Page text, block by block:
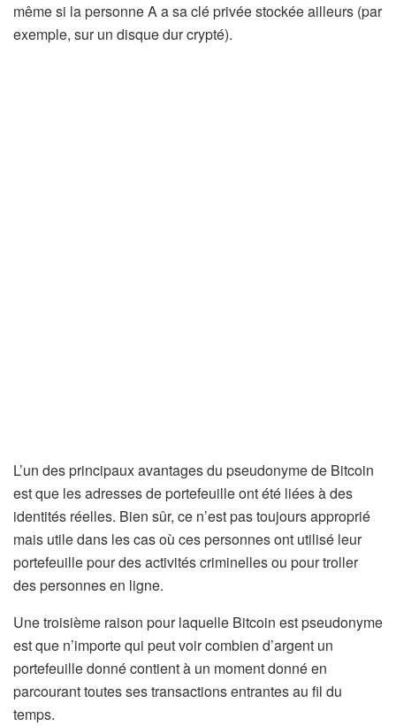
même si la personne A a sa clé privée stockée ailleurs (par
exemple, sur un disque dur crypté).
L’un des principaux avantages du pseudonyme de Bitcoin
est que les adresses de portefeuille ont été liées à des
identités réelles. Bien sûr, ce n’est pas toujours approprié
mais utile dans les cas où ces personnes ont utilisé leur
portefeuille pour des activités criminelles ou pour troller
des personnes en ligne.
Une troisième raison pour laquelle Bitcoin est pseudonyme
est que n’importe qui peut voir combien d’argent un
portefeuille donné contient à un moment donné en
parcourant toutes ses transactions entrantes au fil du
temps.